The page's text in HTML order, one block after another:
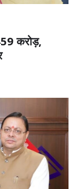
करोड़,